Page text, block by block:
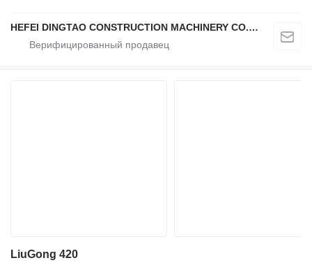
HEFEI DINGTAO CONSTRUCTION MACHINERY CO., LIMITED
LiuGong 420